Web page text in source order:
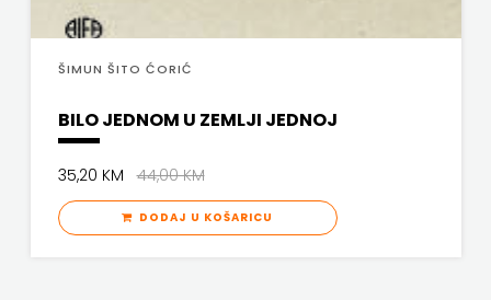
ŠIMUN ŠITO ĆORIĆ
BILO JEDNOM U ZEMLJI JEDNOJ
35,20 KM44,00 KM
DODAJ U KOŠARICU